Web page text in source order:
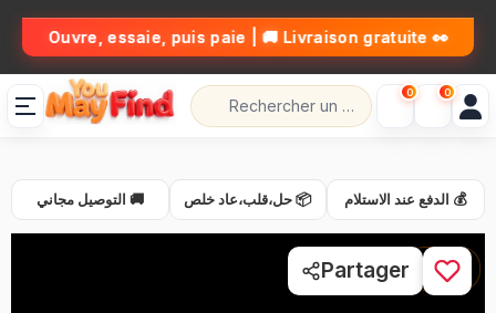
👀 Ouvre, essaie, puis paie | 🚚 Livraison gratuite
🚚 التوصيل مجاني 📦 حل،قلب،عاد خلص 💰 الدفع عند الاستلام
1 / 3
Partager
0 0